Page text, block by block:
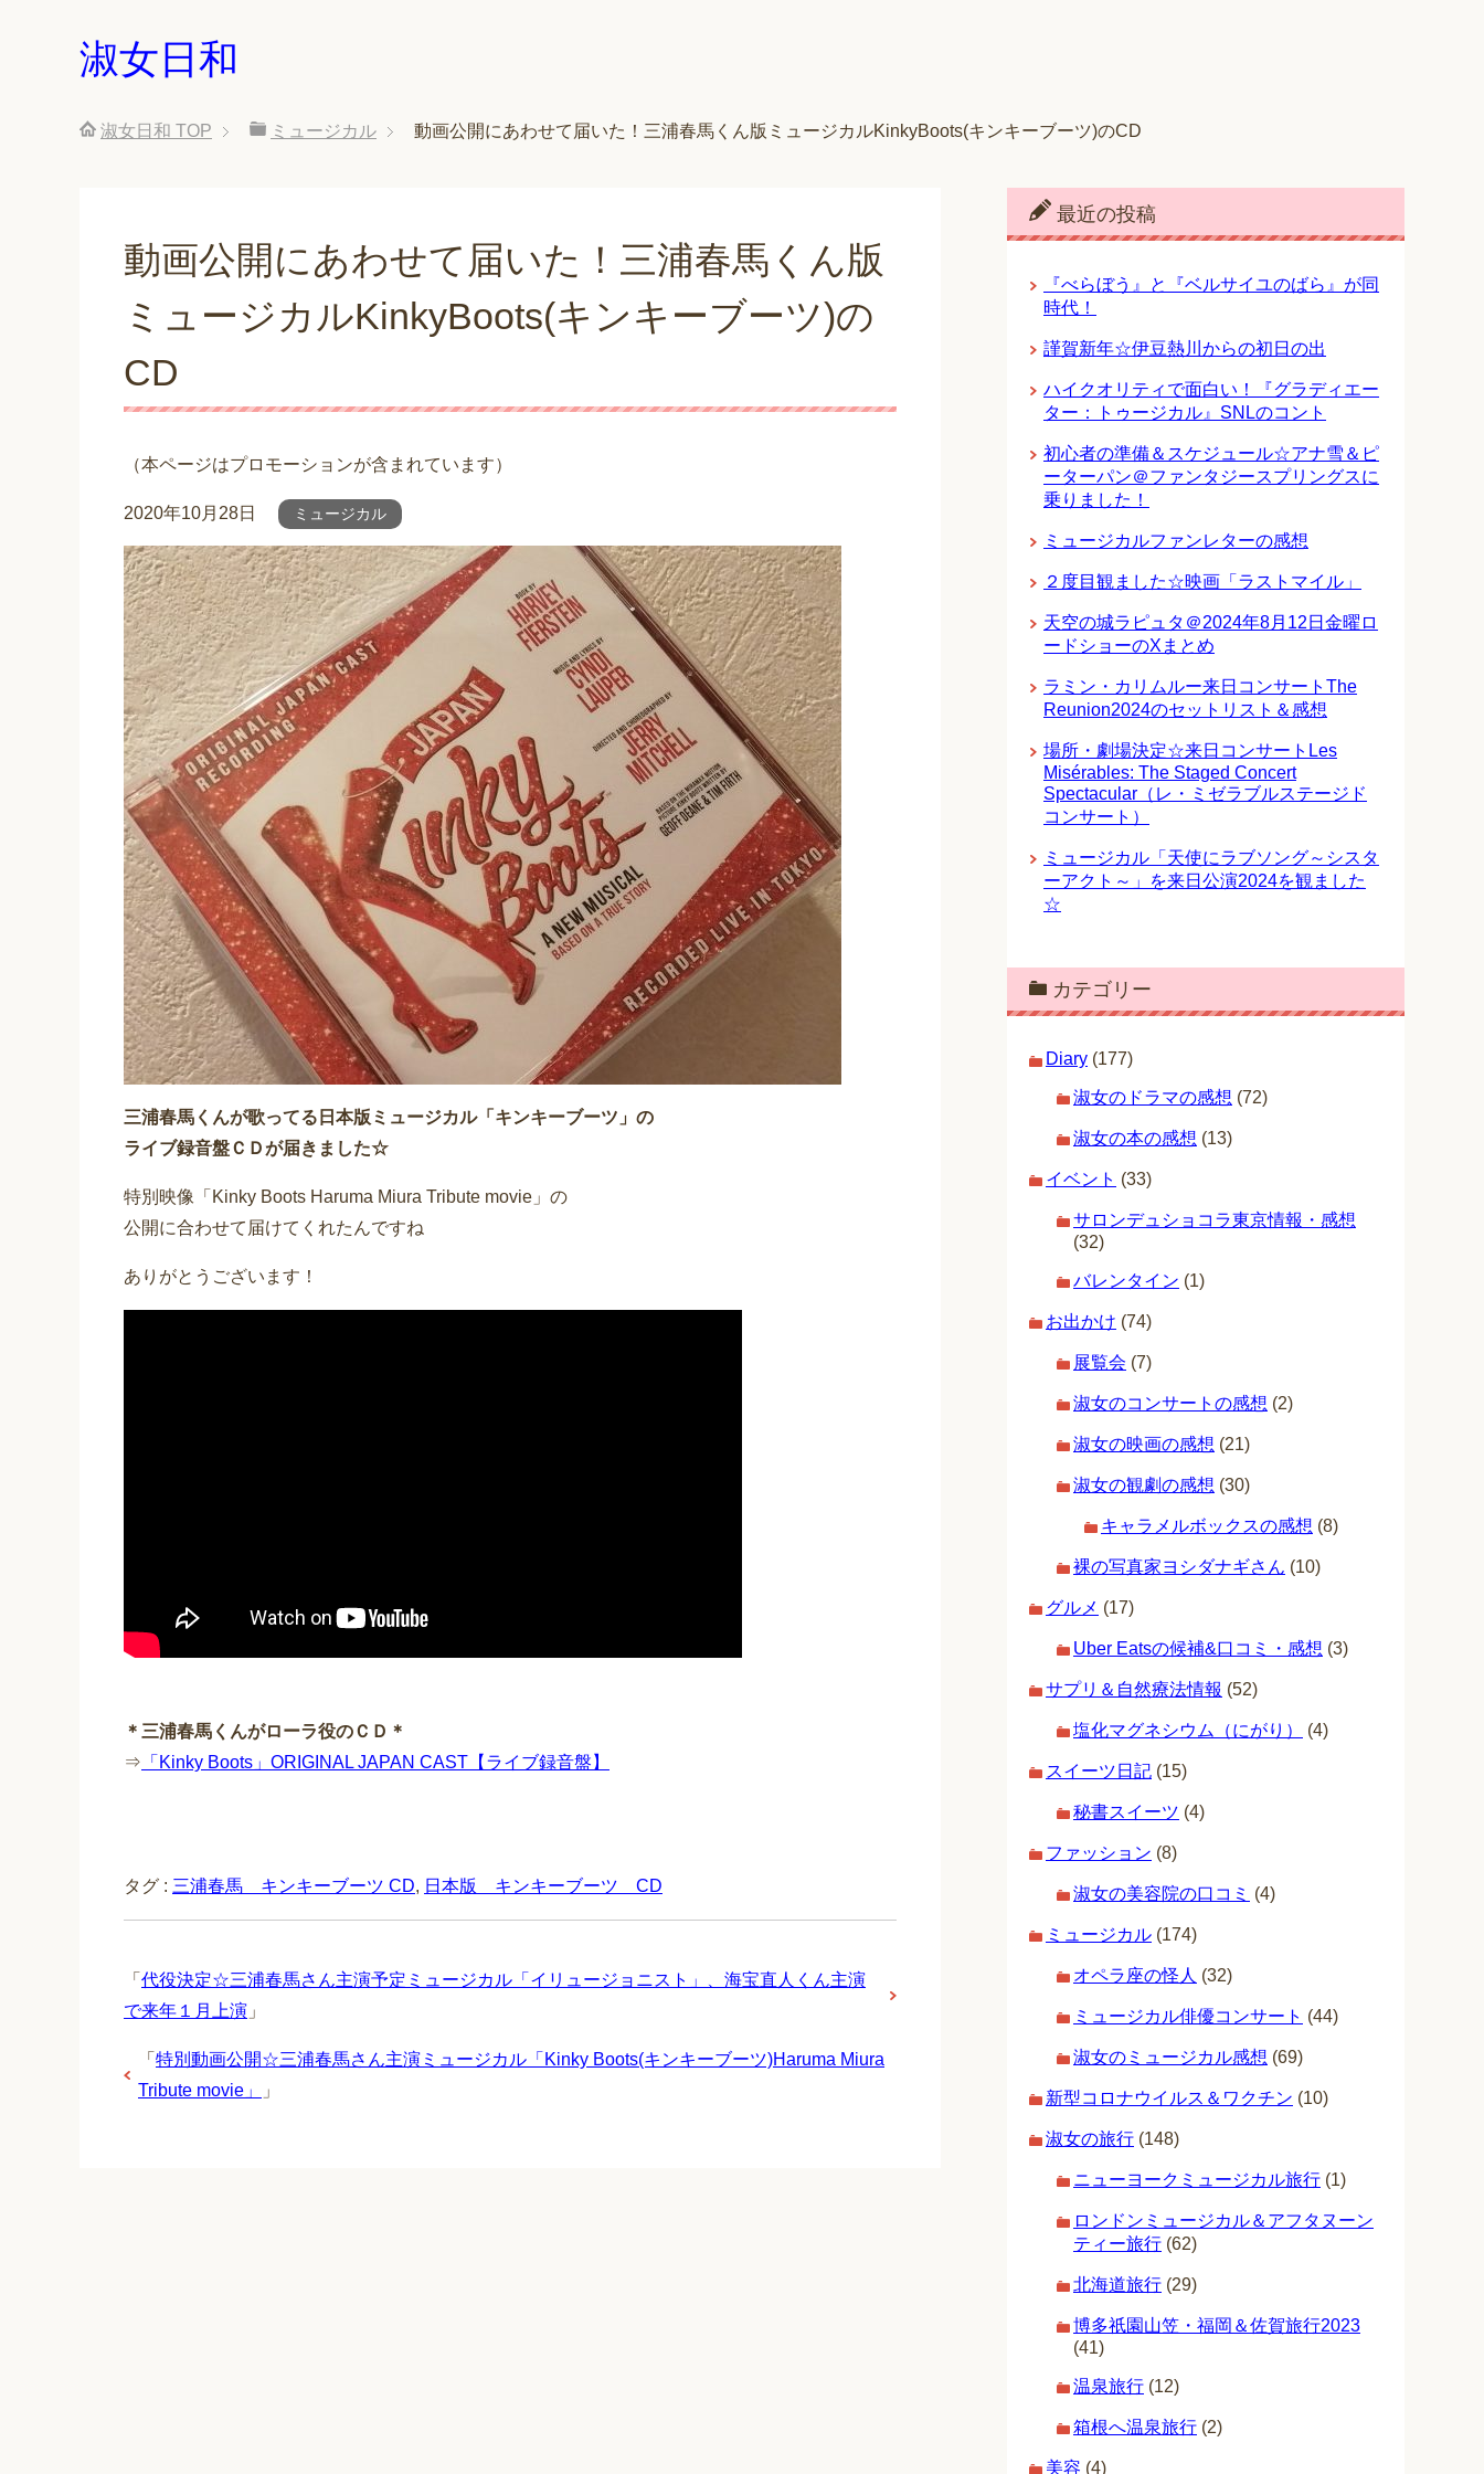
淑女日和
淑女日和 TOP ミュージカル 動画公開にあわせて届いた！三浦春馬くん版ミュージカルKinkyBoots(キンキーブーツ)のCD
動画公開にあわせて届いた！三浦春馬くん版
ミュージカルKinkyBoots(キンキーブーツ)の
CD
（本ページはプロモーションが含まれています）
2020年10月28日 ミュージカル
三浦春馬くんが歌ってる日本版ミュージカル「キンキーブーツ」の
ライブ録音盤ＣＤが届きました☆
特別映像「Kinky Boots Haruma Miura Tribute movie」の
公開に合わせて届けてくれたんですね
ありがとうございます！
＊三浦春馬くんがローラ役のＣＤ＊
⇒ 「Kinky Boots」ORIGINAL JAPAN CAST【ライブ録音盤】
タグ : 三浦春馬 キンキーブーツ CD, 日本版 キンキーブーツ CD
「 代役決定☆三浦春馬さん主演予定ミュージカル「イリュージョニスト」、海宝直人くん主演
で来年１月上演 」
「 特別動画公開☆三浦春馬さん主演ミュージカル「Kinky Boots(キンキーブーツ)Haruma Miura
Tribute movie」
」
最近の投稿
『べらぼう』と『ベルサイユのばら』が同
時代！
謹賀新年☆伊豆熱川からの初日の出
ハイクオリティで面白い！『グラディエー
ター：トゥージカル』SNLのコント
初心者の準備＆スケジュール☆アナ雪＆ピ
ーターパン＠ファンタジースプリングスに
乗りました！
ミュージカルファンレターの感想
２度目観ました☆映画「ラストマイル」
天空の城ラピュタ＠2024年8月12日金曜ロ
ードショーのXまとめ
ラミン・カリムルー来日コンサートThe
Reunion2024のセットリスト＆感想
場所・劇場決定☆来日コンサートLes
Misérables: The Staged Concert
Spectacular（レ・ミゼラブルステージド
コンサート）
ミュージカル「天使にラブソング～シスタ
ーアクト～」を来日公演2024を観ました
☆
カテゴリー
Diary (177)
淑女のドラマの感想 (72)
淑女の本の感想 (13)
イベント (33)
サロンデュショコラ東京情報・感想
(32)
バレンタイン (1)
お出かけ (74)
展覧会 (7)
淑女のコンサートの感想 (2)
淑女の映画の感想 (21)
淑女の観劇の感想 (30)
キャラメルボックスの感想 (8)
裸の写真家ヨシダナギさん (10)
グルメ (17)
Uber Eatsの候補&口コミ・感想 (3)
サプリ＆自然療法情報 (52)
塩化マグネシウム（にがり） (4)
スイーツ日記 (15)
秘書スイーツ (4)
ファッション (8)
淑女の美容院の口コミ (4)
ミュージカル (174)
オペラ座の怪人 (32)
ミュージカル俳優コンサート (44)
淑女のミュージカル感想 (69)
新型コロナウイルス＆ワクチン (10)
淑女の旅行 (148)
ニューヨークミュージカル旅行 (1)
ロンドンミュージカル＆アフタヌーン
ティー旅行 (62)
北海道旅行 (29)
博多祇園山笠・福岡＆佐賀旅行2023
(41)
温泉旅行 (12)
箱根へ温泉旅行 (2)
美容 (4)